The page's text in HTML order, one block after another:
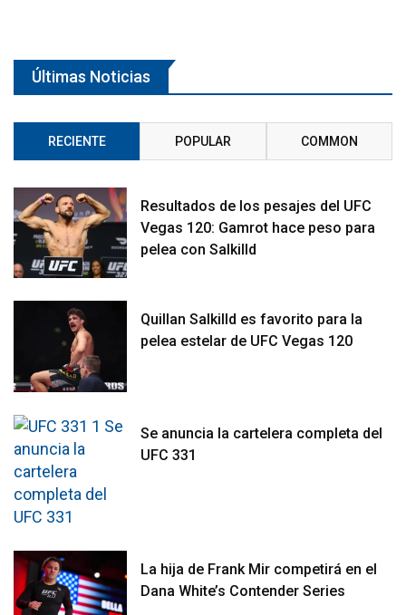
Últimas Noticias
RECIENTE POPULAR COMMON
Resultados de los pesajes del UFC
Vegas 120: Gamrot hace peso para
pelea con Salkilld
Quillan Salkilld es favorito para la
pelea estelar de UFC Vegas 120
Se anuncia la cartelera completa del
UFC 331
La hija de Frank Mir competirá en el
Dana White’s Contender Series